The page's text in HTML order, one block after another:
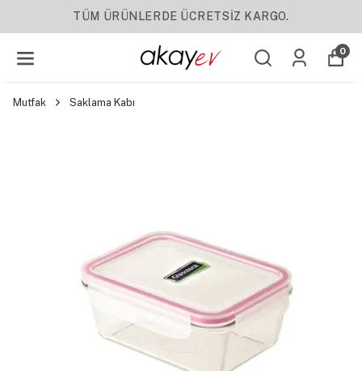
TÜM ÜRÜNLERDE ÜCRETSİZ KARGO.
0
Mutfak Saklama Kabı